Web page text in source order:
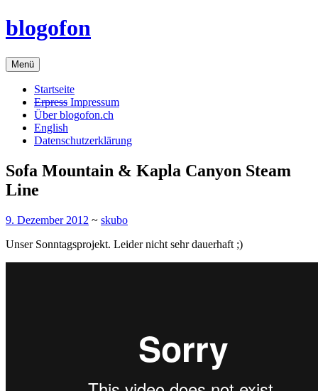
Zum
Inhalt
blogofon
Menü
Startseite
Erpress Impressum
Über blogofon.ch
English
Datenschutzerklärung
Sofa Mountain & Kapla Canyon Steam
Line
9. Dezember 2012 ~ skubo
Unser Sonntagsprojekt. Leider nicht sehr dauerhaft ;)